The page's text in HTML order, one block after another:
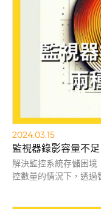
2024.03.15
監視器錄影容量不
解決監控系統存儲困
控數量的情況下，透